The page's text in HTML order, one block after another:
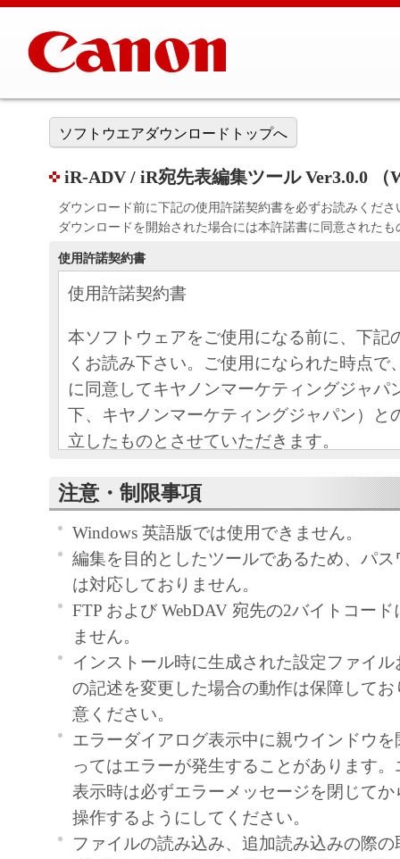
ソフトウエアダウンロードトップへ
iR-ADV / iR宛先表編集ツール Ver3.0.0 （
ダウンロード前に下記の使用許諾契約書を必ずお読みくださ
ダウンロードを開始された場合には本許諾書に同意された
使用許諾契約書
使用許諾契約書
本ソフトウェアをご使用になる前に、下記
くお読み下さい。ご使用になられた時点で
に同意してキヤノンマーケティングジャパ
下、キヤノンマーケティングジャパン）と
立したものとさせていただきます。
本ソフトウェアおよびその複製物に関
容によりキヤノンマーケティングジャ
ンマーケティングジャパンのライセン
す。
キヤノンマーケティングジャパンは、
ユーザー（以下ユーザーといいます。
ー自身が本ソフトウェアに対応するキ
する目的で本ソフトウェアを使用する
諾します。
ユーザーは、本ソフトウェアの全部ま
て、販売、頒布、修正、改変、リバー
ング、逆コンパイルまたは逆アセンブ
びにこれらの行為を第三者に許諾する
ん。
キヤノンマーケティングジャパンおよ
注意・制限事項
Windows 英語版では使用できません。
編集を目的としたツールであるため、パ
は対応しておりません。
FTP および WebDAV 宛先の2バイトコー
ません。
インストール時に生成された設定ファイ
の記述を変更した場合の動作は保障して
意ください。
エラーダイアログ表示中に親ウインドウ
ってはエラーが発生することがあります
表示時は必ずエラーメッセージを閉じて
操作するようにしてください。
ファイルの読み込み、追加読み込みの際